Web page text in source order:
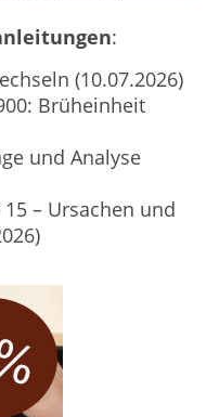
:
(10.07.2026)
Brüheinheit
und Analyse
– Ursachen und